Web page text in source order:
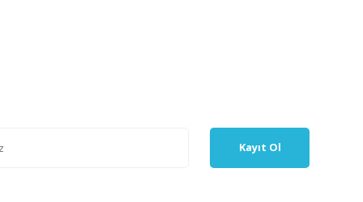
Kayıt Ol